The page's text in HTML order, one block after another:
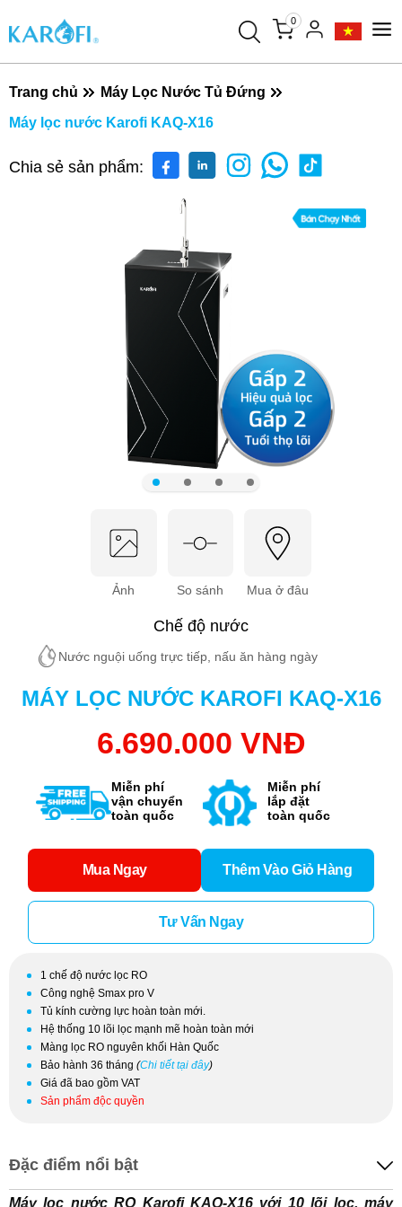
0
Trang chủ
Máy Lọc Nước Tủ Đứng
Máy lọc nước Karofi KAQ-X16
Chia sẻ sản phẩm:
Ảnh So sánh Mua ở đâu
Chế độ nước
Nước nguội uống trực tiếp, nấu ăn hàng ngày
MÁY LỌC NƯỚC KAROFI KAQ-X16
6.690.000 VNĐ
Miễn phí
vận chuyển
toàn quốc
Miễn phí
lắp đặt
toàn quốc
Mua Ngay Thêm Vào Giỏ Hàng
Tư Vấn Ngay
1 chế độ nước lọc RO
Công nghệ Smax pro V
Tủ kính cường lực hoàn toàn mới.
Hệ thống 10 lõi lọc mạnh mẽ hoàn toàn mới
Màng lọc RO nguyên khối Hàn Quốc
Bảo hành 36 tháng (Chi tiết tại đây)
Giá đã bao gồm VAT
Sản phẩm độc quyền
Đặc điểm nổi bật
Máy lọc nước RO Karofi KAQ-X16 với 10 lõi lọc, máy